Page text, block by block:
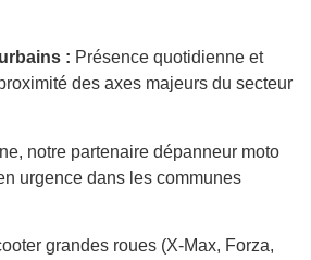
: Présence quotidienne et
des axes majeurs du secteur
notre partenaire dépanneur moto
urgence dans les communes
grandes roues (X-Max, Forza,